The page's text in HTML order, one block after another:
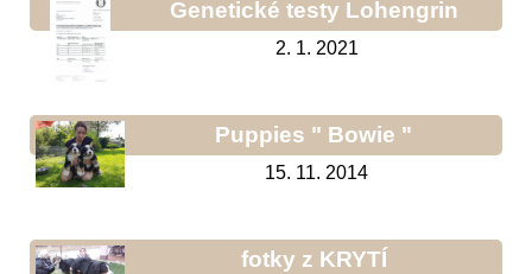
Genetické testy Lohengrin
2. 1. 2021
Puppies " Bowie "
15. 11. 2014
fotky z KRYTÍ